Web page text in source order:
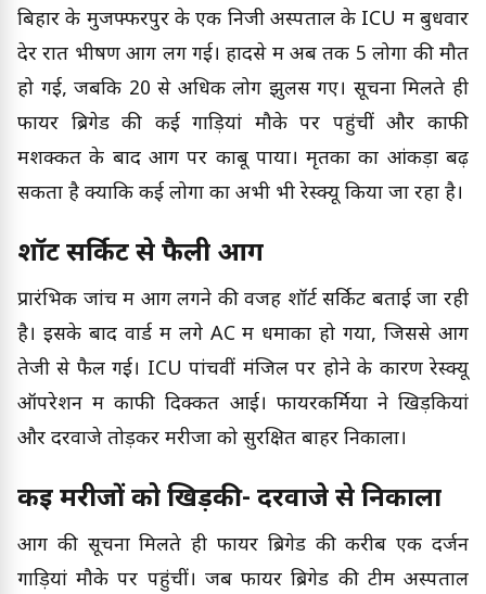
बिहार के मुजफ्फरपुर के एक निजी अस्पताल के ICU में बुधवार
देर रात भीषण आग लग गई। हादसे में अब तक 5 लोगों की मौत
हो गई, जबकि 20 से अधिक लोग झुलस गए। सूचना मिलते ही
फायर ब्रिगेड की कई गाड़ियां मौके पर पहुंचीं और काफी
मशक्कत के बाद आग पर काबू पाया। मृतकों का आंकड़ा बढ़
सकता है क्योंकि कई लोगों का अभी भी रेस्क्यू किया जा रहा है।
शॉर्ट सर्किट से फैली आग
प्रारंभिक जांच में आग लगने की वजह शॉर्ट सर्किट बताई जा रही
है। इसके बाद वार्ड में लगे AC में धमाका हो गया, जिससे आग
तेजी से फैल गई। ICU पांचवीं मंजिल पर होने के कारण रेस्क्यू
ऑपरेशन में काफी दिक्कत आई। फायरकर्मियों ने खिड़कियां
और दरवाजे तोड़कर मरीजों को सुरक्षित बाहर निकाला।
कई मरीजों को खिड़की- दरवाजे से निकाला
आग की सूचना मिलते ही फायर ब्रिगेड की करीब एक दर्जन
गाड़ियां मौके पर पहुंचीं। जब फायर ब्रिगेड की टीम अस्पताल